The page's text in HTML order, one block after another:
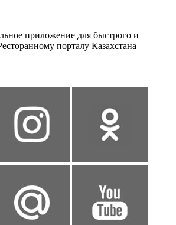
приложение для быстрого и
порталу Казахстана